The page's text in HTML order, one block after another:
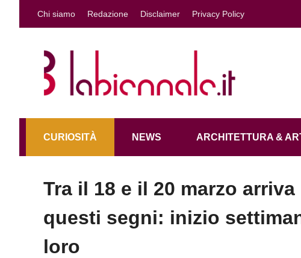
contenuto
Chi siamo Redazione Disclaimer Privacy Policy
CURIOSITÀ NEWS ARCHITETTURA &
Tra il 18 e il 20 marzo
questi segni: inizio
loro